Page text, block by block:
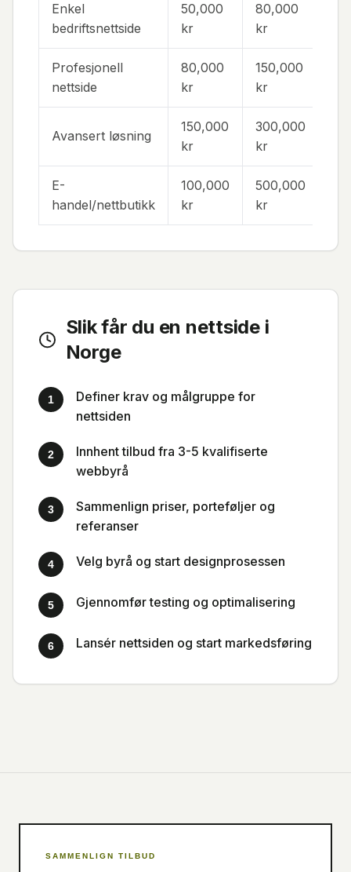
Enkel
bedriftsnettside
50,000
kr
80,000
kr
Profesjonell
nettside
80,000
kr
150,000
kr
Avansert løsning
150,000
kr
300,000
kr
E-
handel/nettbutikk
100,000
kr
500,000
kr
Slik får du en nettside i
Norge
1
Definer krav og målgruppe for
nettsiden
2
Innhent tilbud fra 3-5 kvalifiserte
webbyrå
3
Sammenlign priser, porteføljer og
referanser
4 Velg byrå og start designprosessen
5 Gjennomfør testing og optimalisering
6 Lansér nettsiden og start markedsføring
SAMMENLIGN TILBUD